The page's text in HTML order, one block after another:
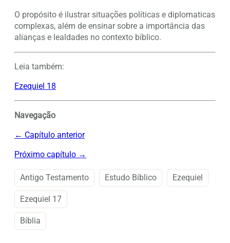
O propósito é ilustrar situações políticas e diplomaticas
complexas, além de ensinar sobre a importância das
alianças e lealdades no contexto bíblico.
Leia também:
Ezequiel 18
Navegação
← Capítulo anterior
Próximo capítulo →
Antigo Testamento Estudo Bíblico Ezequiel
Ezequiel 17
Bíblia